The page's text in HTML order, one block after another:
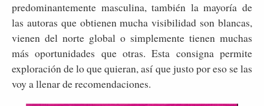
predominantemente masculina, también la mayoría de
las autoras que obtienen mucha visibilidad son blancas,
vienen del norte global o simplemente tienen muchas
más oportunidades que otras. Esta consigna permite
exploración de lo que quieran, así que justo por eso se las
voy a llenar de recomendaciones.